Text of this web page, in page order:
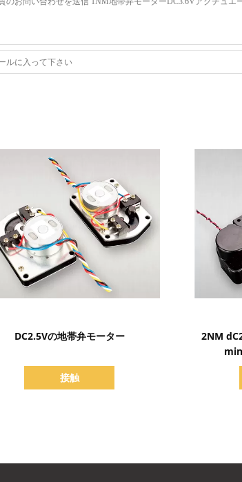
詳細を表示
DC2.5Vの地帯弁モーター
接触
2NM